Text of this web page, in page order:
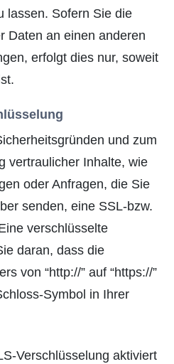
lassen. Sofern Sie die
Daten an einen anderen
erfolgt dies nur, soweit
und zum
vertraulicher Inhalte, wie
oder Anfragen, die Sie
senden, eine SSL-bzw.
verschlüsselte
daran, dass die
von “http://” auf “https://”
Symbol in Ihrer
Verschlüsselung aktiviert